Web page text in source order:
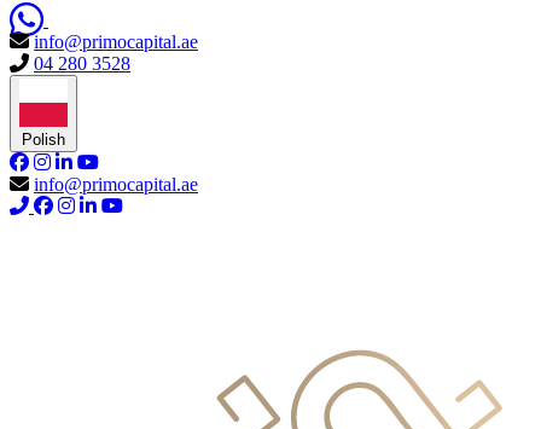
info@primocapital.ae
04 280 3528
Polish
info@primocapital.ae